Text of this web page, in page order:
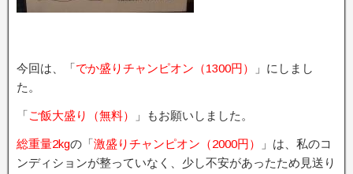
今回は、「でか盛りチャンピオン（1300円）
」にしまし
た。
「ご飯大盛り（無料） 」もお願いしました。
総重量2kgの「激盛りチャンピオン（2000円）
」は、私のコ
ンディションが整っていなく、少し不安があったため見送り